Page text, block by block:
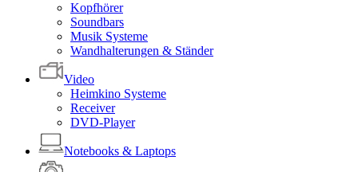
Kopfhörer
Soundbars
Musik Systeme
Wandhalterungen & Ständer
Video
Heimkino Systeme
Receiver
DVD-Player
Notebooks & Laptops